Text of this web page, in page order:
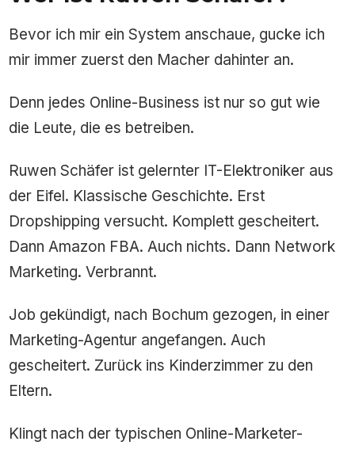
Bevor ich mir ein System anschaue, gucke ich
mir immer zuerst den Macher dahinter an.
Denn jedes Online-Business ist nur so gut wie
die Leute, die es betreiben.
Ruwen Schäfer ist gelernter IT-Elektroniker aus
der Eifel. Klassische Geschichte. Erst
Dropshipping versucht. Komplett gescheitert.
Dann Amazon FBA. Auch nichts. Dann Network
Marketing. Verbrannt.
Job gekündigt, nach Bochum gezogen, in einer
Marketing-Agentur angefangen. Auch
gescheitert. Zurück ins Kinderzimmer zu den
Eltern.
Klingt nach der typischen Online-Marketer-